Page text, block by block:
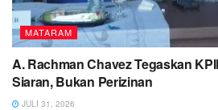
MATARAM
A. Rachman Chavez Tegaskan
Siaran, Bukan Perizinan
JULI 31, 2026